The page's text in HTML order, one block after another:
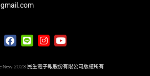
New 2023 民生電子報股份有限公司版權所有